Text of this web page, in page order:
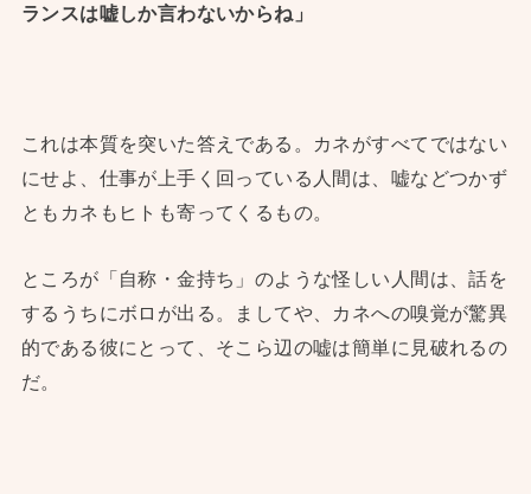
ランスは嘘しか言わないからね」
これは本質を突いた答えである。カネがすべてではない
にせよ、仕事が上手く回っている人間は、嘘などつかず
ともカネもヒトも寄ってくるもの。
ところが「自称・金持ち」のような怪しい人間は、話を
するうちにボロが出る。ましてや、カネへの嗅覚が驚異
的である彼にとって、そこら辺の嘘は簡単に見破れるの
だ。